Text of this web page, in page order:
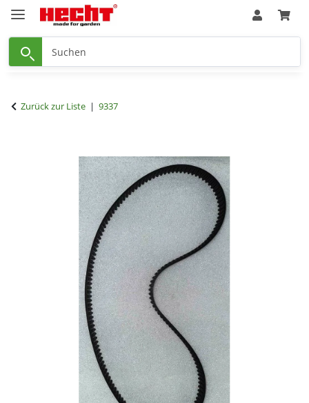
Zurück zur Liste 9337